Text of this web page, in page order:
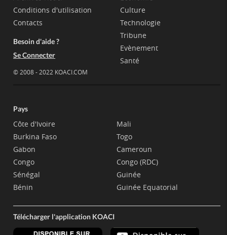
Conditions d'utilisation
Contacts
Besoin d'aide ?
Se Connecter
© 2008 - 2022 KOACI.COM
Culture
Technologie
Tribune
Evènement
Santé
Pays
Côte d'Ivoire
Burkina Faso
Gabon
Congo
Sénégal
Bénin
Mali
Togo
Cameroun
Congo (RDC)
Guinée
Guinée Equatorial
Télécharger l'application KOACI